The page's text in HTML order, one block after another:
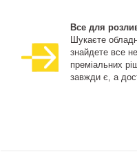
Все для
Шукаєте
знайдете все
преміальних
завжди є, а